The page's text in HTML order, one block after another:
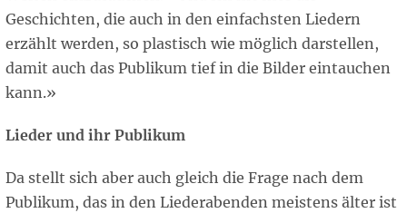
Geschichten, die auch in den einfachsten Liedern
erzählt werden, so plastisch wie möglich darstellen,
damit auch das Publikum tief in die Bilder eintauchen
kann.»
Lieder und ihr Publikum
Da stellt sich aber auch gleich die Frage nach dem
Publikum, das in den Liederabenden meistens älter ist